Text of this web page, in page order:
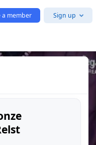
a member Sign up